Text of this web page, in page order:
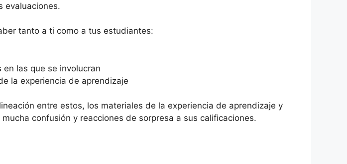
evaluaciones.
tanto a ti como a tus estudiantes:
las que se involucran
la experiencia de aprendizaje
entre estos, los materiales de la experiencia de aprendizaje y
confusión y reacciones de sorpresa a sus calificaciones.